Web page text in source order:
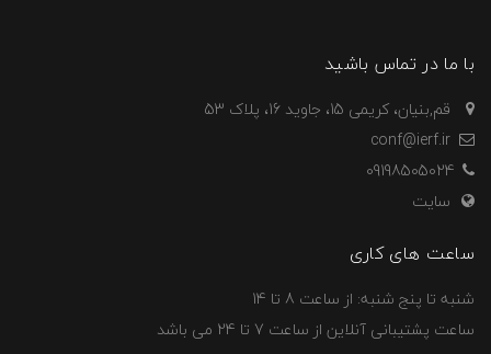
با ما در تماس باشید
قم,بنیان، کریمی 15، جاوید 16، پلاک 53
09198505024
سایت
ساعت های کاری
شنبه تا پنج شنبه: از ساعت 8 تا 14
ساعت پشتیبانی آنلاین از ساعت 7 تا 24 می باشد